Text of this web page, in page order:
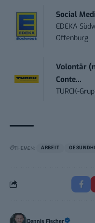
Social
EDEKA
Offenburg
Volontär
Conte...
TURCK-
THEMEN: ARBEIT
Dennis Fischer